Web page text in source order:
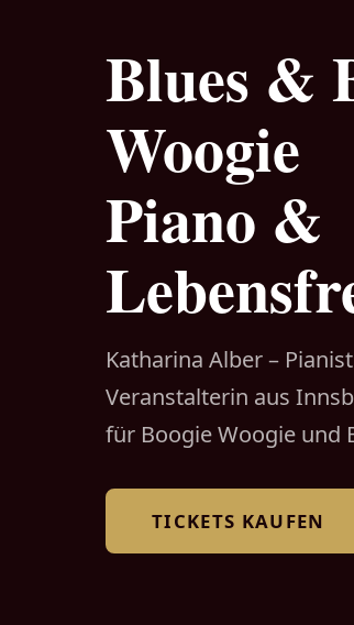
Blues &
Woogie
Piano &
Katharina Alber –
Veranstalterin aus
für Boogie Woogie und
TICKETS KAUFEN